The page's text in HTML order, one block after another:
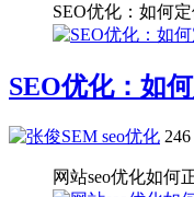
SEO优化：如何
SEO优化：如
seo优化 246
网站seo优化如何